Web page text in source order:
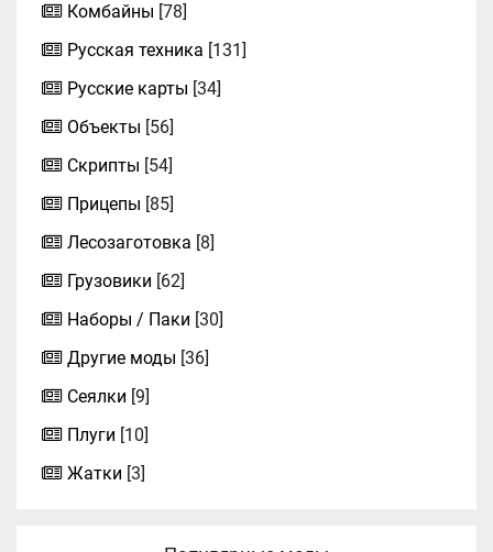
Комбайны [78]
Русская техника [131]
Русские карты [34]
Объекты [56]
Скрипты [54]
Прицепы [85]
Лесозаготовка [8]
Грузовики [62]
Наборы / Паки [30]
Другие моды [36]
Сеялки [9]
Плуги [10]
Жатки [3]